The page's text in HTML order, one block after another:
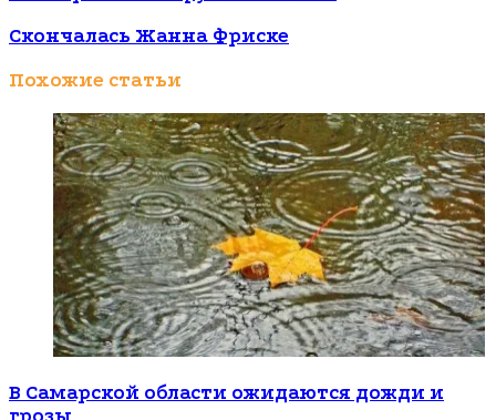
Скончалась Жанна Фриске
Похожие статьи
В Самарской области ожидаются дожди и